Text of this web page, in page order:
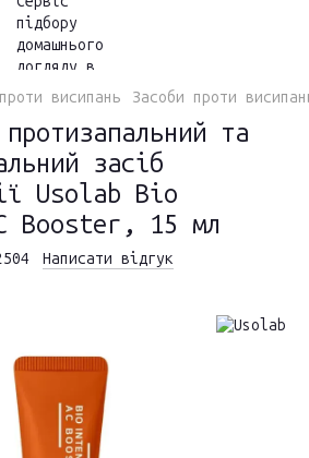
висипань Засоби проти
та
засіб
Usolab Bio
Booster, 15 мл
Написати відгук